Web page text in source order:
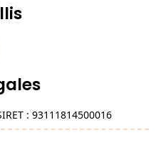
: 93111814500016